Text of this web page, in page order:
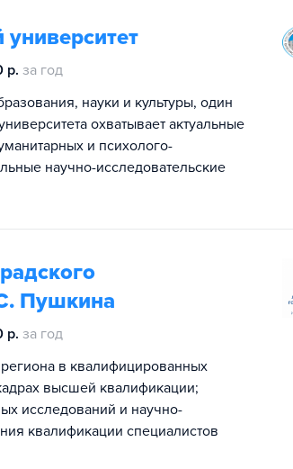
р. за год
науки и культуры, один
охватывает актуальные
и психолого-
научно-исследовательские
Пушкина
р. за год
в квалифицированных
высшей квалификации;
исследований и научно-
квалификации специалистов